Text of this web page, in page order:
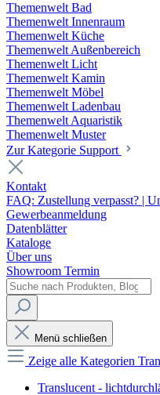
Themenwelt Bad
Themenwelt Innenraum
Themenwelt Küche
Themenwelt Außenbereich
Themenwelt Licht
Themenwelt Kamin
Themenwelt Möbel
Themenwelt Ladenbau
Themenwelt Aquaristik
Themenwelt Muster
Zur Kategorie Support
Kontakt
FAQ: Zustellung verpasst? |
Gewerbeanmeldung
Datenblätter
Kataloge
Über uns
Showroom Termin
Menü schließen
Zeige alle Kategorien
Translucent -